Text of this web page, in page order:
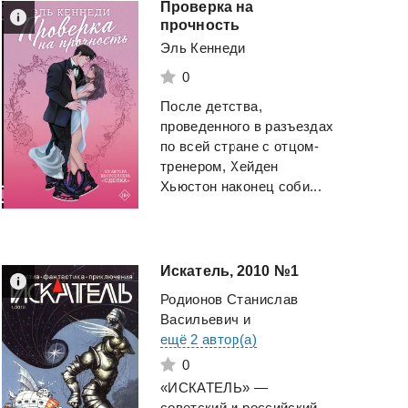
Проверка на
прочность
Эль Кеннеди
0
После детства,
проведенного в разъездах
по всей стране с отцом-
тренером, Хейден
Хьюстон наконец соби...
Искатель, 2010 №1
Родионов Станислав
Васильевич и
ещё 2 автор(а)
0
«ИСКАТЕЛЬ» —